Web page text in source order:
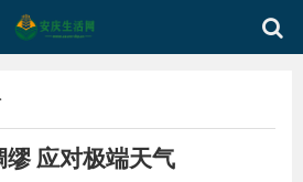
缪 应对极端天气